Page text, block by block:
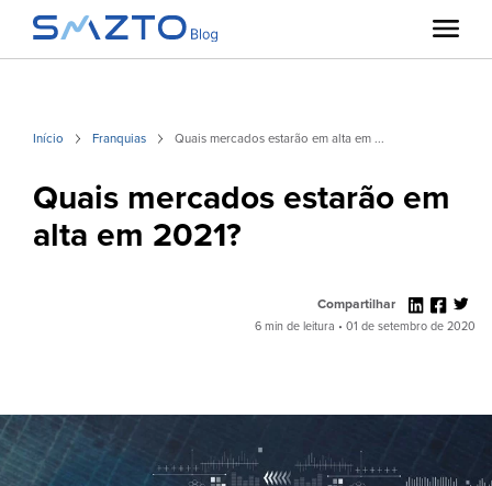
Início Franquias Quais mercados estarão em alta em ...
Quais mercados estarão em
alta em 2021?
Compartilhar
6 min de leitura • 01 de setembro de 2020